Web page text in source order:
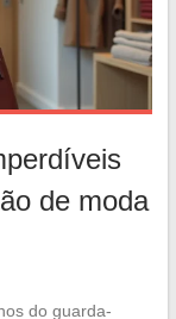
de moda
do guarda-